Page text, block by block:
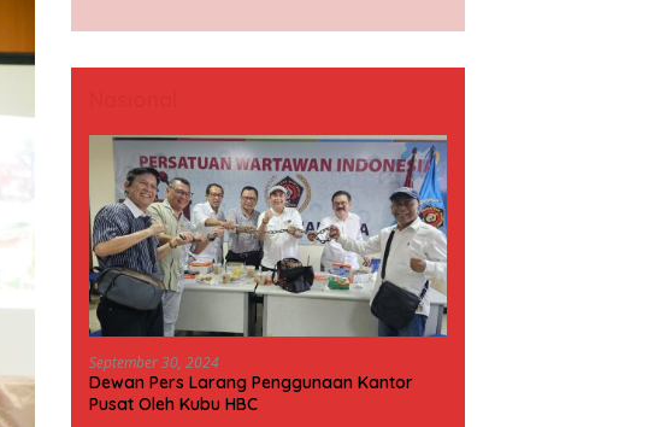
September 30, 2024
Dewan Pers Larang Penggunaan Kantor
Pusat Oleh Kubu HBC